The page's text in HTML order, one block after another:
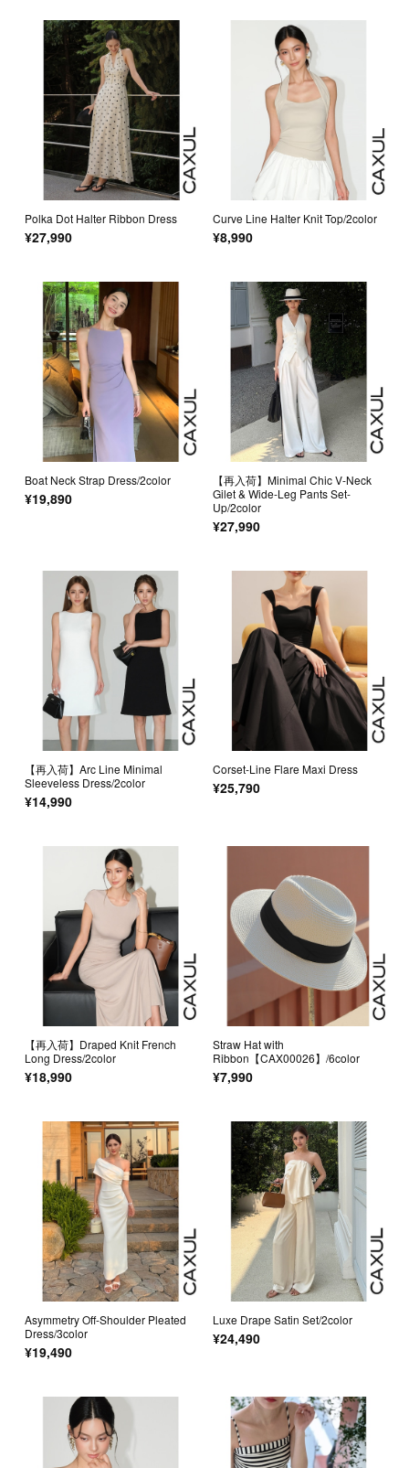
Polka Dot Halter Ribbon Dress
¥27,990
Curve Line Halter Knit Top/2color
¥8,990
Boat Neck Strap Dress/2color
¥19,890
【再入荷】Minimal Chic V-Neck
Gilet & Wide-Leg Pants Set-
Up/2color
¥27,990
【再入荷】Arc Line Minimal
Sleeveless Dress/2color
¥14,990
Corset-Line Flare Maxi Dress
¥25,790
【再入荷】Draped Knit French
Long Dress/2color
¥18,990
Straw Hat with
Ribbon【CAX00026】/6color
¥7,990
Asymmetry Off-Shoulder Pleated
Dress/3color
¥19,490
Luxe Drape Satin Set/2color
¥24,490